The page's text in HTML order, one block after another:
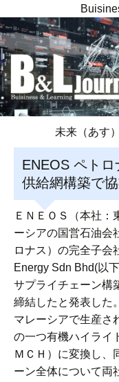
未来（あす
ENEOS ペト
供給網構築で
ＥＮＥＯＳ（本社：
ーシアの国営石油会
ロナス）の完全子会
Energy Sdn Bhd(以
サプライチェーン構
締結したと発表した。
マレーシアで生産さ
の一つ有機ハイライ
ＭＣＨ）に変換し、
ーン全体について両